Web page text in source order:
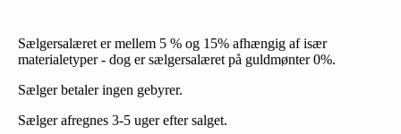
Sælgersalæret er mellem 5 % og 15% afhængig af især
materialetyper - dog er sælgersalæret på guldmønter 0%.
Sælger betaler ingen gebyrer.
Sælger afregnes 3-5 uger efter salget.